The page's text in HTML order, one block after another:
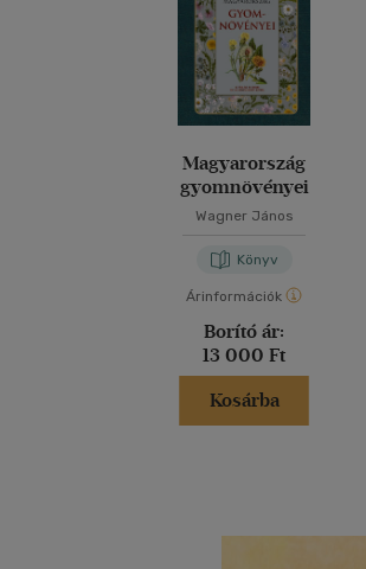
Magyarország
gyomnövényei
Wagner János
Könyv
Árinformációk
Borító ár:
13 000 Ft
Kosárba